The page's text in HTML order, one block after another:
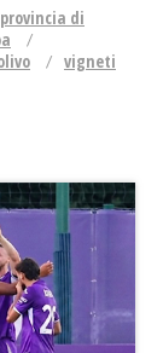
provincia di
vigneti